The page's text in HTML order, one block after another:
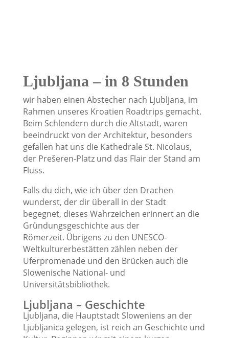
Ljubljana – in 8 Stunden
wir haben einen Abstecher nach Ljubljana, im
Rahmen unseres Kroatien Roadtrips gemacht.
Beim Schlendern durch die Altstadt, waren
beeindruckt von der Architektur, besonders
gefallen hat uns die Kathedrale St. Nicolaus,
der Prešeren-Platz und das Flair der Stand am
Fluss.
Falls du dich, wie ich über den Drachen
wunderst, der dir überall in der Stadt
begegnet, dieses Wahrzeichen erinnert an die
Gründungsgeschichte aus der
Römerzeit. Übrigens zu den UNESCO-
Weltkulturerbestätten zählen neben der
Uferpromenade und den Brücken auch die
Slowenische National- und
Universitätsbibliothek.
Ljubljana – Geschichte
Ljubljana, die Hauptstadt Sloweniens an der
Ljubljanica gelegen, ist reich an Geschichte und